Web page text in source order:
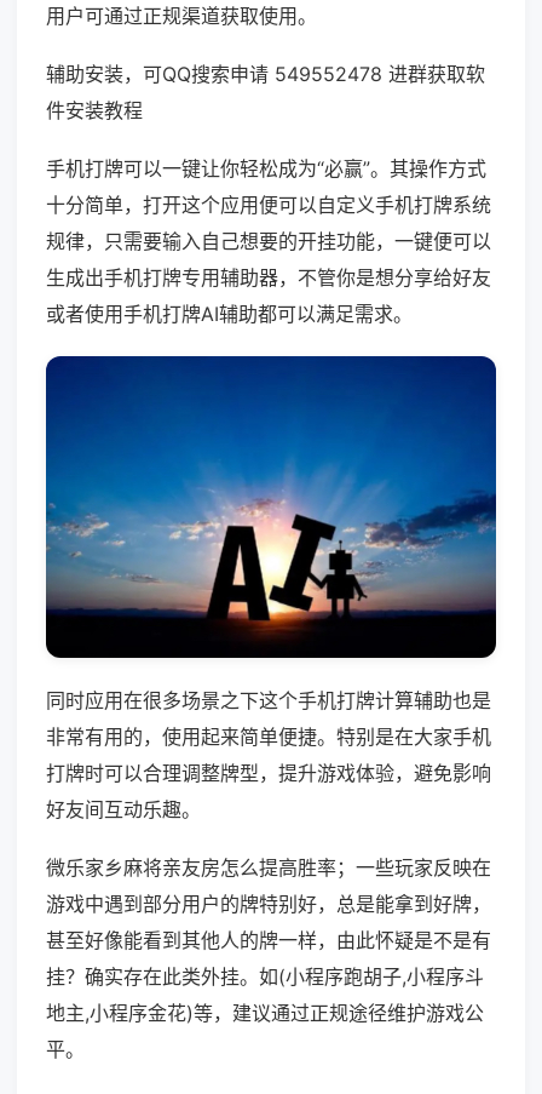
用户可通过正规渠道获取使用。
辅助安装，可QQ搜索申请 549552478 进群获取软
件安装教程
手机打牌可以一键让你轻松成为“必赢”。其操作方式
十分简单，打开这个应用便可以自定义手机打牌系统
规律，只需要输入自己想要的开挂功能，一键便可以
生成出手机打牌专用辅助器，不管你是想分享给好友
或者使用手机打牌AI辅助都可以满足需求。
同时应用在很多场景之下这个手机打牌计算辅助也是
非常有用的，使用起来简单便捷。特别是在大家手机
打牌时可以合理调整牌型，提升游戏体验，避免影响
好友间互动乐趣。
微乐家乡麻将亲友房怎么提高胜率；一些玩家反映在
游戏中遇到部分用户的牌特别好，总是能拿到好牌，
甚至好像能看到其他人的牌一样，由此怀疑是不是有
挂？确实存在此类外挂。如(小程序跑胡子,小程序斗
地主,小程序金花)等，建议通过正规途径维护游戏公
平。